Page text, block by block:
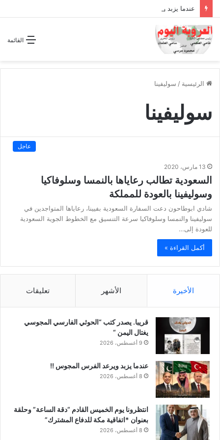
عندما يزبد ويرعد الفرس المجوس !!
القائمة
الرئيسية / سوليفينا
سوليفينا
عاجل
13 مارس، 2020
السعودية تطالب رعاياها بالنمسا وسلوفاكيا
وسوليفينا بالعودة للمملكة
شادي ابوطاحون دعت السفارة السعودية بفيينا، رعاياها المتواجدين في
سوليفينا والنمسا وسلوفاكيا سرعة التنسيق مع الخطوط الجوية السعودية
للعودة إلى…
أكمل القراءة »
الأخيرة الأشهر تعليقات
قريبا. يصدر كتب “الحوثي الفارسي المجوسي
يغتال اليمن “
9 أغسطس، 2026
عندما يزبد ويرعد الفرس المجوس !!
8 أغسطس، 2026
انتظرونا يوم الخميس القادم “دقة الساعة” وحلقة
بعنوان *اتفاقية مكة للدفاع المشترك”
8 أغسطس، 2026